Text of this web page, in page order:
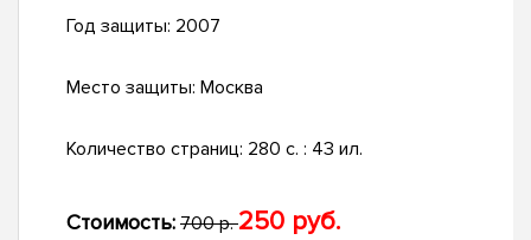
Год защиты: 2007
Место защиты: Москва
Количество страниц: 280 с. : 43 ил.
Стоимость: 700 р.250 руб.